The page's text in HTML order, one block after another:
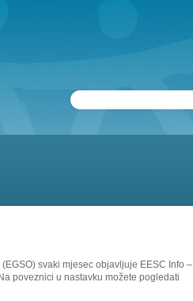
svaki mjesec objavljuje EESC Info –
poveznici u nastavku možete pogledati